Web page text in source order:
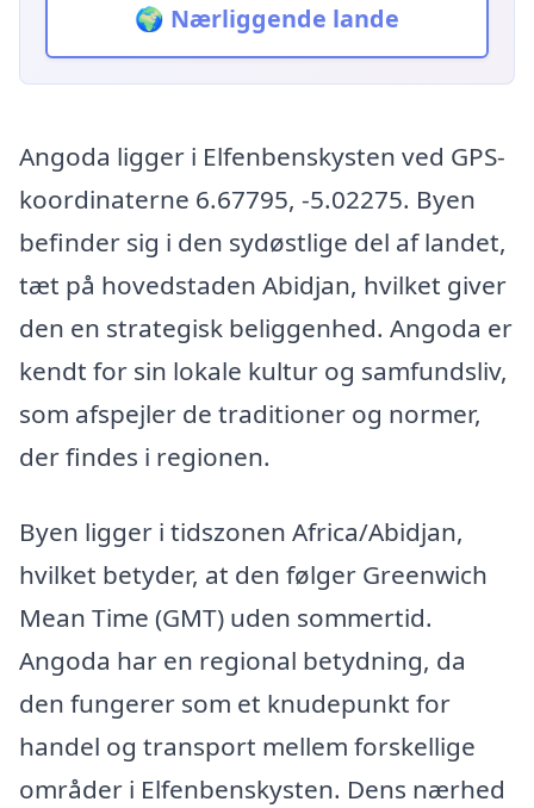
🌍 Nærliggende lande
Angoda ligger i Elfenbenskysten ved GPS-
koordinaterne 6.67795, -5.02275. Byen
befinder sig i den sydøstlige del af landet,
tæt på hovedstaden Abidjan, hvilket giver
den en strategisk beliggenhed. Angoda er
kendt for sin lokale kultur og samfundsliv,
som afspejler de traditioner og normer,
der findes i regionen.
Byen ligger i tidszonen Africa/Abidjan,
hvilket betyder, at den følger Greenwich
Mean Time (GMT) uden sommertid.
Angoda har en regional betydning, da
den fungerer som et knudepunkt for
handel og transport mellem forskellige
områder i Elfenbenskysten. Dens nærhed